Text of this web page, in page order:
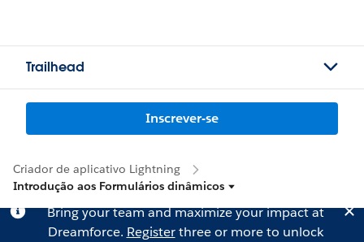
Trailhead
Inscrever-se
Criador de aplicativo Lightning
Introdução aos Formulários dinâmicos
Bring your team and maximize your impact at
Dreamforce. Registerthree or more to unlock